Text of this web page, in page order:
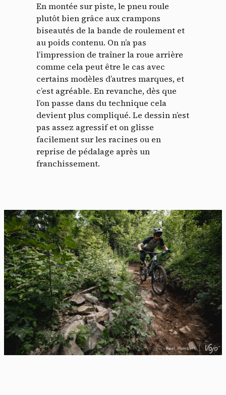
En montée sur piste, le pneu roule
plutôt bien grâce aux crampons
biseautés de la bande de roulement et
au poids contenu. On n’a pas
l’impression de traîner la roue arrière
comme cela peut être le cas avec
certains modèles d’autres marques, et
c’est agréable. En revanche, dès que
l’on passe dans du technique cela
devient plus compliqué. Le dessin n’est
pas assez agressif et on glisse
facilement sur les racines ou en
reprise de pédalage après un
franchissement.